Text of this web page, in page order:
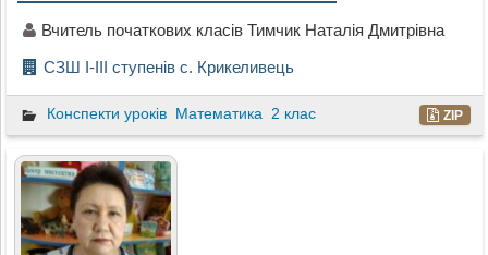
Вчитель початкових класів Тимчик Наталія Дмитрівна
СЗШ І-ІІІ ступенів с. Крикеливець
Конспекти уроків Математика 2 клас ZIP